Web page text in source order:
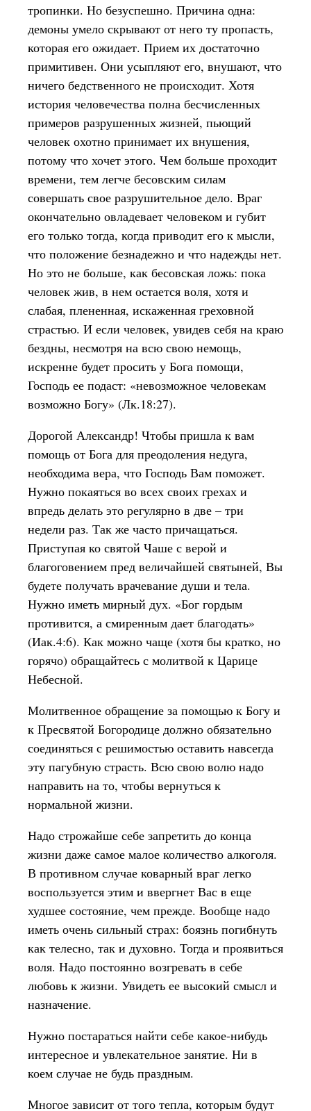
тропинки. Но безуспешно. Причина одна:
демоны умело скрывают от него ту пропасть,
которая его ожидает. Прием их достаточно
примитивен. Они усыпляют его, внушают, что
ничего бедственного не происходит. Хотя
история человечества полна бесчисленных
примеров разрушенных жизней, пьющий
человек охотно принимает их внушения,
потому что хочет этого. Чем больше проходит
времени, тем легче бесовским силам
совершать свое разрушительное дело. Враг
окончательно овладевает человеком и губит
его только тогда, когда приводит его к мысли,
что положение безнадежно и что надежды нет.
Но это не больше, как бесовская ложь: пока
человек жив, в нем остается воля, хотя и
слабая, плененная, искаженная греховной
страстью. И если человек, увидев себя на краю
бездны, несмотря на всю свою немощь,
искренне будет просить у Бога помощи,
Господь ее подаст: «невозможное человекам
возможно Богу» (Лк.18:27).
Дорогой Александр! Чтобы пришла к вам
помощь от Бога для преодоления недуга,
необходима вера, что Господь Вам поможет.
Нужно покаяться во всех своих грехах и
впредь делать это регулярно в две – три
недели раз. Так же часто причащаться.
Приступая ко святой Чаше с верой и
благоговением пред величайшей святыней, Вы
будете получать врачевание души и тела.
Нужно иметь мирный дух. «Бог гордым
противится, а смиренным дает благодать»
(Иак.4:6). Как можно чаще (хотя бы кратко, но
горячо) обращайтесь с молитвой к Царице
Небесной.
Молитвенное обращение за помощью к Богу и
к Пресвятой Богородице должно обязательно
соединяться с решимостью оставить навсегда
эту пагубную страсть. Всю свою волю надо
направить на то, чтобы вернуться к
нормальной жизни.
Надо строжайше себе запретить до конца
жизни даже самое малое количество алкоголя.
В противном случае коварный враг легко
воспользуется этим и ввергнет Вас в еще
худшее состояние, чем прежде. Вообще надо
иметь очень сильный страх: боязнь погибнуть
как телесно, так и духовно. Тогда и проявиться
воля. Надо постоянно возгревать в себе
любовь к жизни. Увидеть ее высокий смысл и
назначение.
Нужно постараться найти себе какое-нибудь
интересное и увлекательное занятие. Ни в
коем случае не будь праздным.
Многое зависит от того тепла, которым будут